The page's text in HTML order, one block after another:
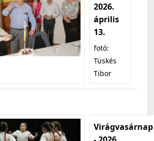
2026.
április
13.
fotó:
Tüskés
Tibor
Virágvasárnap